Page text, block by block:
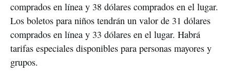
comprados en línea y 38 dólares comprados en el lugar.
Los boletos para niños tendrán un valor de 31 dólares
comprados en línea y 33 dólares en el lugar. Habrá
tarifas especiales disponibles para personas mayores y
grupos.